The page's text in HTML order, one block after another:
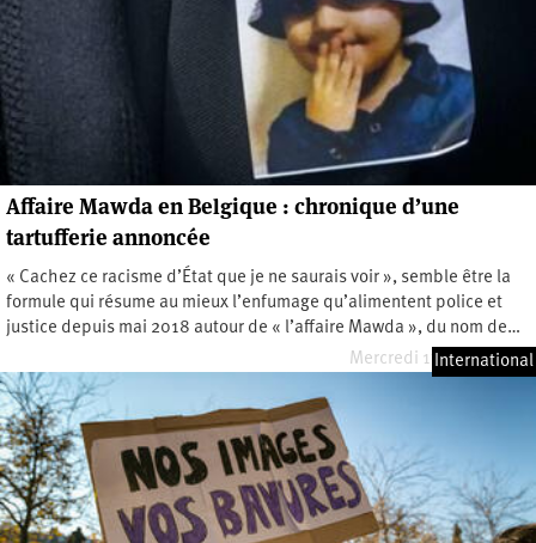
Affaire Mawda en Belgique : chronique d’une
tartufferie annoncée
« Cachez ce racisme d’État que je ne saurais voir », semble être la
formule qui résume au mieux l’enfumage qu’alimentent police et
justice depuis mai 2018 autour de « l’affaire Mawda », du nom de…
Mercredi 17 février 2021
International